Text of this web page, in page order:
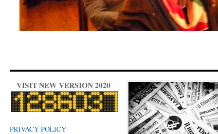
VISIT NEW VERSION 2020
PRIVACY POLICY